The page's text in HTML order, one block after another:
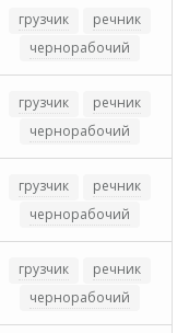
грузчик
речник
чернорабочий
грузчик
речник
чернорабочий
грузчик
речник
чернорабочий
грузчик
речник
чернорабочий